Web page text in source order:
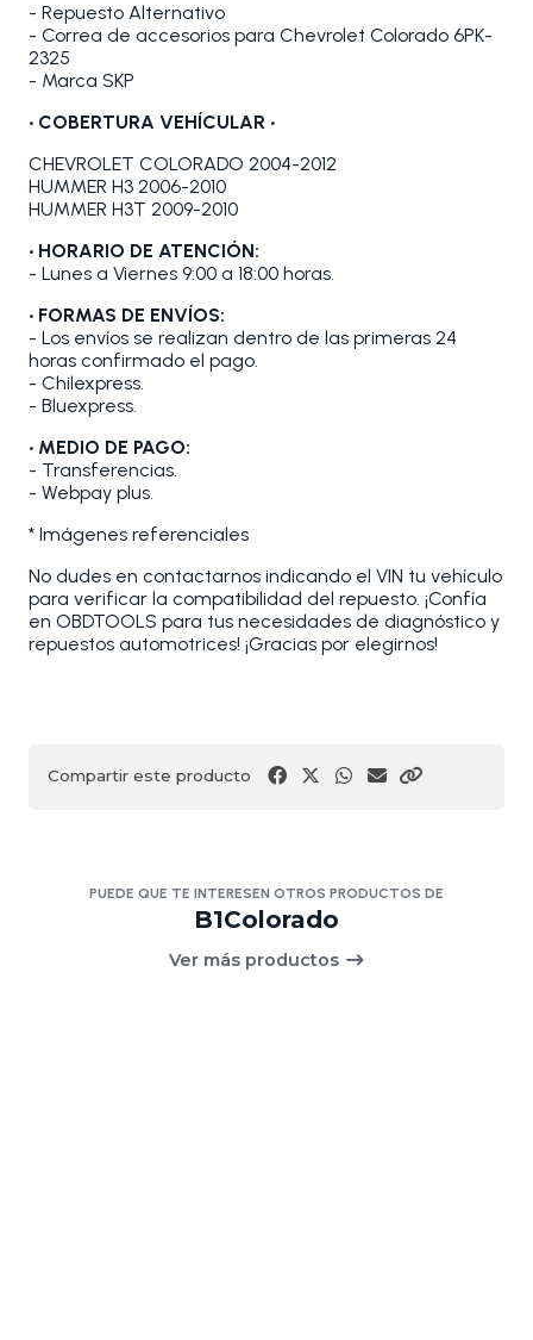
- Repuesto Alternativo
- Correa de accesorios para Chevrolet Colorado 6PK-
2325
- Marca SKP
• COBERTURA VEHÍCULAR •
CHEVROLET COLORADO 2004-2012
HUMMER H3 2006-2010
HUMMER H3T 2009-2010
• HORARIO DE ATENCIÓN:
- Lunes a Viernes 9:00 a 18:00 horas.
• FORMAS DE ENVÍOS:
- Los envíos se realizan dentro de las primeras 24
horas confirmado el pago.
- Chilexpress.
- Bluexpress.
• MEDIO DE PAGO:
- Transferencias.
- Webpay plus.
* Imágenes referenciales
No dudes en contactarnos indicando el VIN tu vehículo
para verificar la compatibilidad del repuesto. ¡Confía
en OBDTOOLS para tus necesidades de diagnóstico y
repuestos automotrices! ¡Gracias por elegirnos!
Compartir este producto
PUEDE QUE TE INTERESEN OTROS PRODUCTOS DE
B1Colorado
Ver más productos